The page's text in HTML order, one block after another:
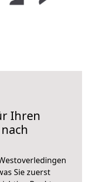
Ihren
Sie zuerst